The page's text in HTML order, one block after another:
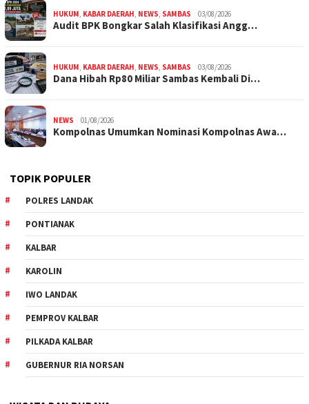
HUKUM, KABAR DAERAH, NEWS, SAMBAS 03/08/2026
Audit BPK Bongkar Salah Klasifikasi Angg…
HUKUM, KABAR DAERAH, NEWS, SAMBAS 03/08/2026
Dana Hibah Rp80 Miliar Sambas Kembali Di…
NEWS 01/08/2026
Kompolnas Umumkan Nominasi Kompolnas Awa…
TOPIK POPULER
POLRES LANDAK
PONTIANAK
KALBAR
KAROLIN
IWO LANDAK
PEMPROV KALBAR
PILKADA KALBAR
GUBERNUR RIA NORSAN